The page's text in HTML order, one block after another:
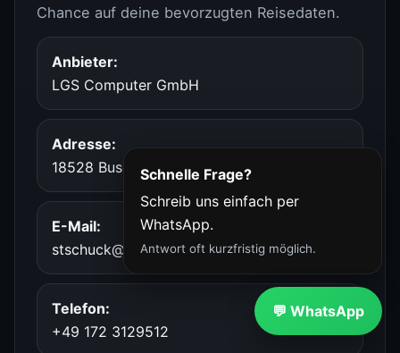
Chance auf deine bevorzugten Reisedaten.
Anbieter:
LGS Computer GmbH
Adresse:
18528 Buschvitz, Am Bodden 38
E-Mail:
stschuck@lgs-computer.de
Telefon:
+49 172 3129512
💬 WhatsApp
Schnelle Frage?
Schreib uns einfach per
WhatsApp.
Antwort oft kurzfristig möglich.